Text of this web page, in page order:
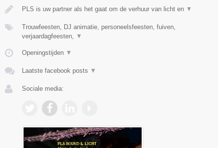
PLS is uw partner als het gaat om de verhuur van licht en ▼
Trouwfeesten, DJ animatie, personeelsfeesten, fuiven,
verjaardagfeesten, ▼
Openingstijden ▼
Laatste facebook posts ▼
Sociale media: